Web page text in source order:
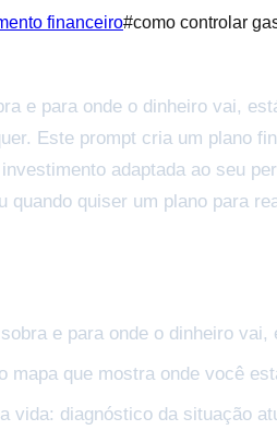
financeiro#como controlar
e para onde o dinheiro vai,
Este prompt cria um plano
adaptada ao seu
quiser um plano para
e para onde o dinheiro
que mostra onde você
vida: diagnóstico da situação